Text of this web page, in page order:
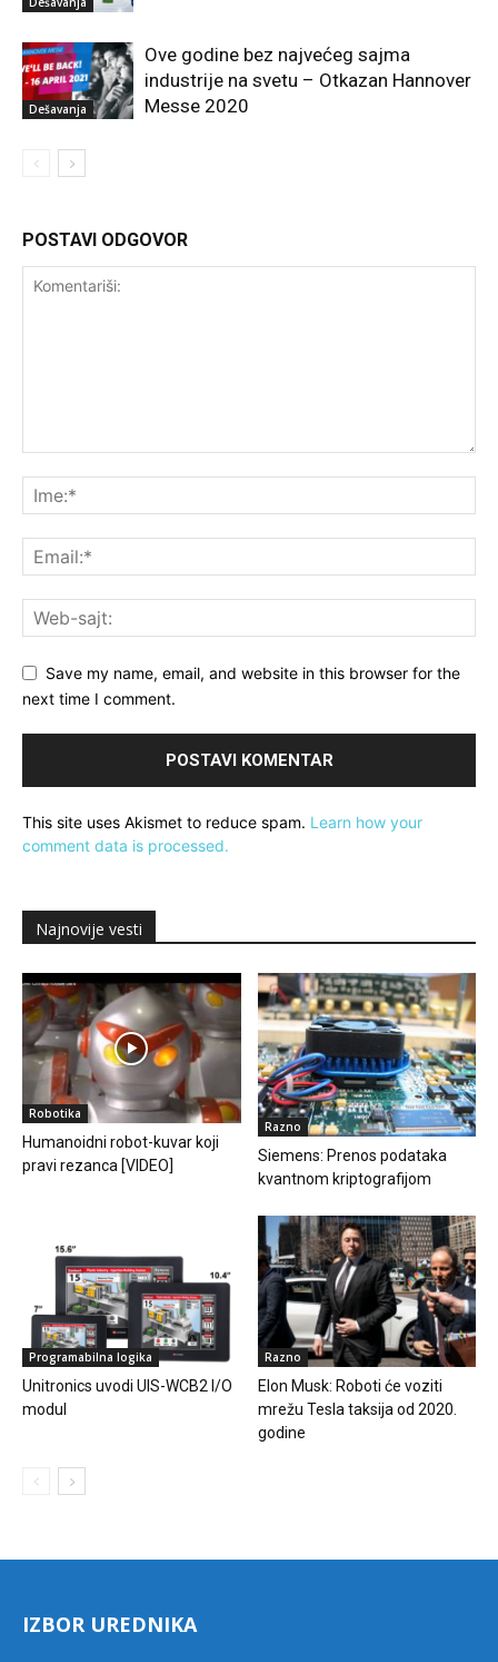
Dešavanja
Ove godine bez najvećeg sajma
industrije na svetu – Otkazan Hannover
Messe 2020
POSTAVI ODGOVOR
Save my name, email, and website in this browser for the
next time I comment.
This site uses Akismet to reduce spam. Learn how your
comment data is processed.
Najnovije vesti
Robotika
Humanoidni robot-kuvar koji
pravi rezanca [VIDEO]
Razno
Siemens: Prenos podataka
kvantnom kriptografijom
Programabilna logika
Unitronics uvodi UIS-WCB2 I/O
modul
Razno
Elon Musk: Roboti će voziti
mrežu Tesla taksija od 2020.
godine
IZBOR UREDNIKA